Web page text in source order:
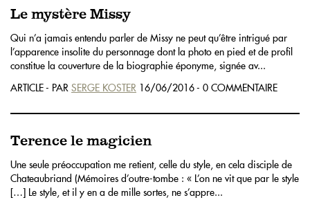
Le mystère Missy
Qui n’a jamais entendu parler de Missy ne peut qu’être intrigué par
l’apparence insolite du personnage dont la photo en pied et de profil
constitue la couverture de la biographie éponyme, signée av...
ARTICLE - PAR SERGE KOSTER 16/06/2016 - 0 COMMENTAIRE
Terence le magicien
Une seule préoccupation me retient, celle du style, en cela disciple de
Chateaubriand (Mémoires d’outre-tombe : « L’on ne vit que par le style
[…] Le style, et il y en a de mille sortes, ne s’appre...